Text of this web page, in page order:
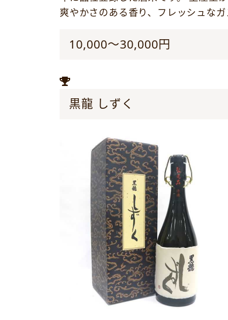
爽やかさのある香り、フレッシュな
10,000～30,000円
黒龍 しずく